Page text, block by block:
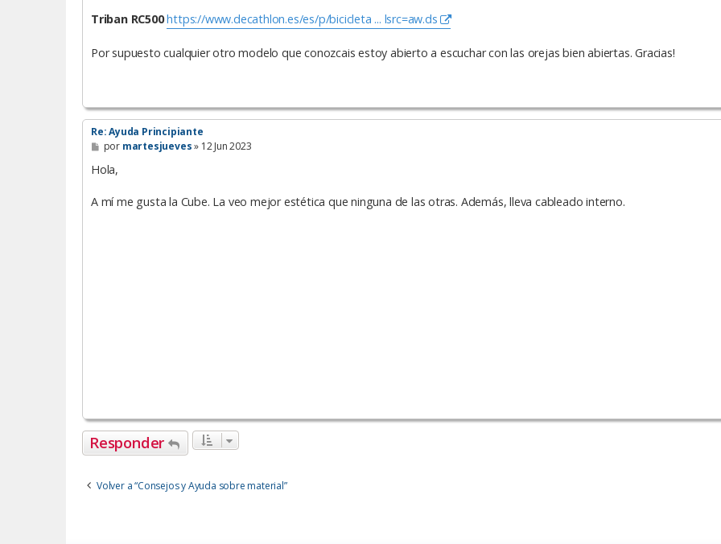
Triban RC500 https://www.decathlon.es/es/p/bicicleta ... lsrc=aw.ds
Por supuesto cualquier otro modelo que conozcais estoy abierto a escuchar con las orejas bien abiertas. Gracias!
Re: Ayuda Principiante
M
e
n
j
por martesjueves» 12 Jun 2023
Hola,
A mí me gusta la Cube. La veo mejor estética que ninguna de las otras. Además, lleva cableado interno.
Responder
Volver a “Consejos y Ayuda sobre material”